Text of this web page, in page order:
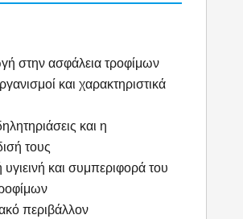
στην ασφάλεια τροφίμων
και χαρακτηριστικά
και η
τους
υγιεινή και συμπεριφορά του
περιβάλλον